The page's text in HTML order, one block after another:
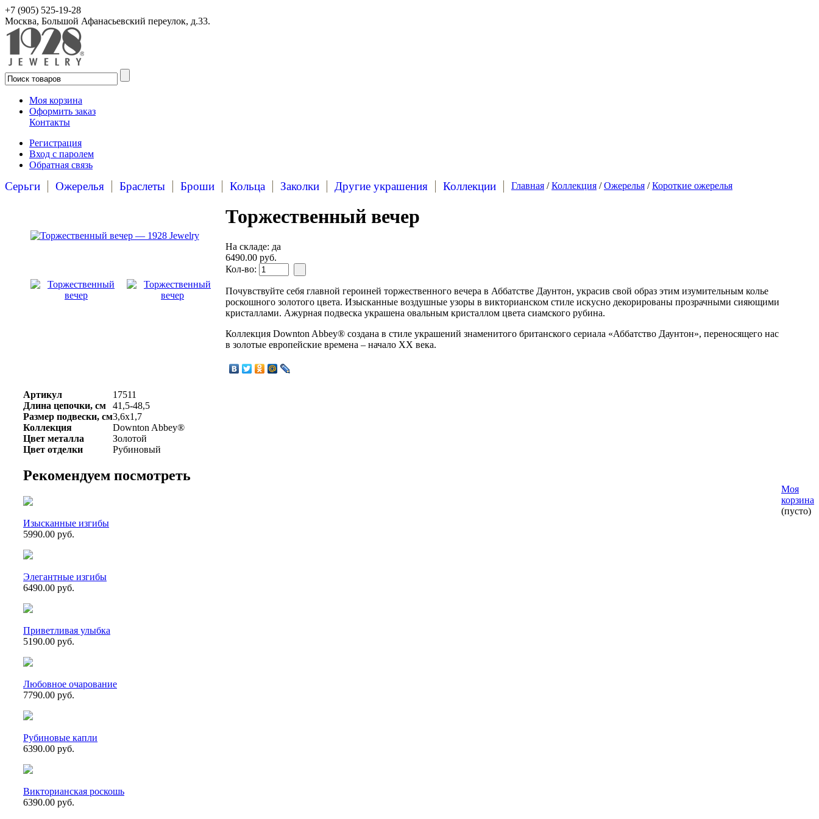
+7 (905) 525-19-28
Москва, Большой Афанасьевский переулок, д.33.
Моя корзина
Оформить заказ
Контакты
Регистрация
Вход с паролем
Обратная связь
Серьги Ожерелья Браслеты Броши Кольца Заколки Другие украшения Коллекции Главная /Коллекция /Ожерелья /Короткие ожерелья
Торжественный вечер
На складе: да
6490.00 руб.
Кол-во:
Почувствуйте себя главной героиней торжественного вечера в Аббатстве Даунтон, украсив свой образ этим изумительным колье
роскошного золотого цвета. Изысканные воздушные узоры в викторианском стиле искусно декорированы прозрачными сияющими
кристаллами. Ажурная подвеска украшена овальным кристаллом цвета сиамского рубина.
Коллекция Downton Abbey® создана в стиле украшений знаменитого британского сериала «Аббатство Даунтон», переносящего нас
в золотые европейские времена – начало ХХ века.
Артикул
17511
Длина цепочки, см
41,5-48,5
Размер подвески, см3,6х1,7
Коллекция
Downton Abbey®
Цвет металла
Золотой
Цвет отделки
Рубиновый
Рекомендуем посмотреть
Изысканные изгибы
5990.00 руб.
Элегантные изгибы
6490.00 руб.
Приветливая улыбка
5190.00 руб.
Любовное очарование
7790.00 руб.
Рубиновые капли
6390.00 руб.
Викторианская роскошь
6390.00 руб.
Моя
корзина
(пусто)